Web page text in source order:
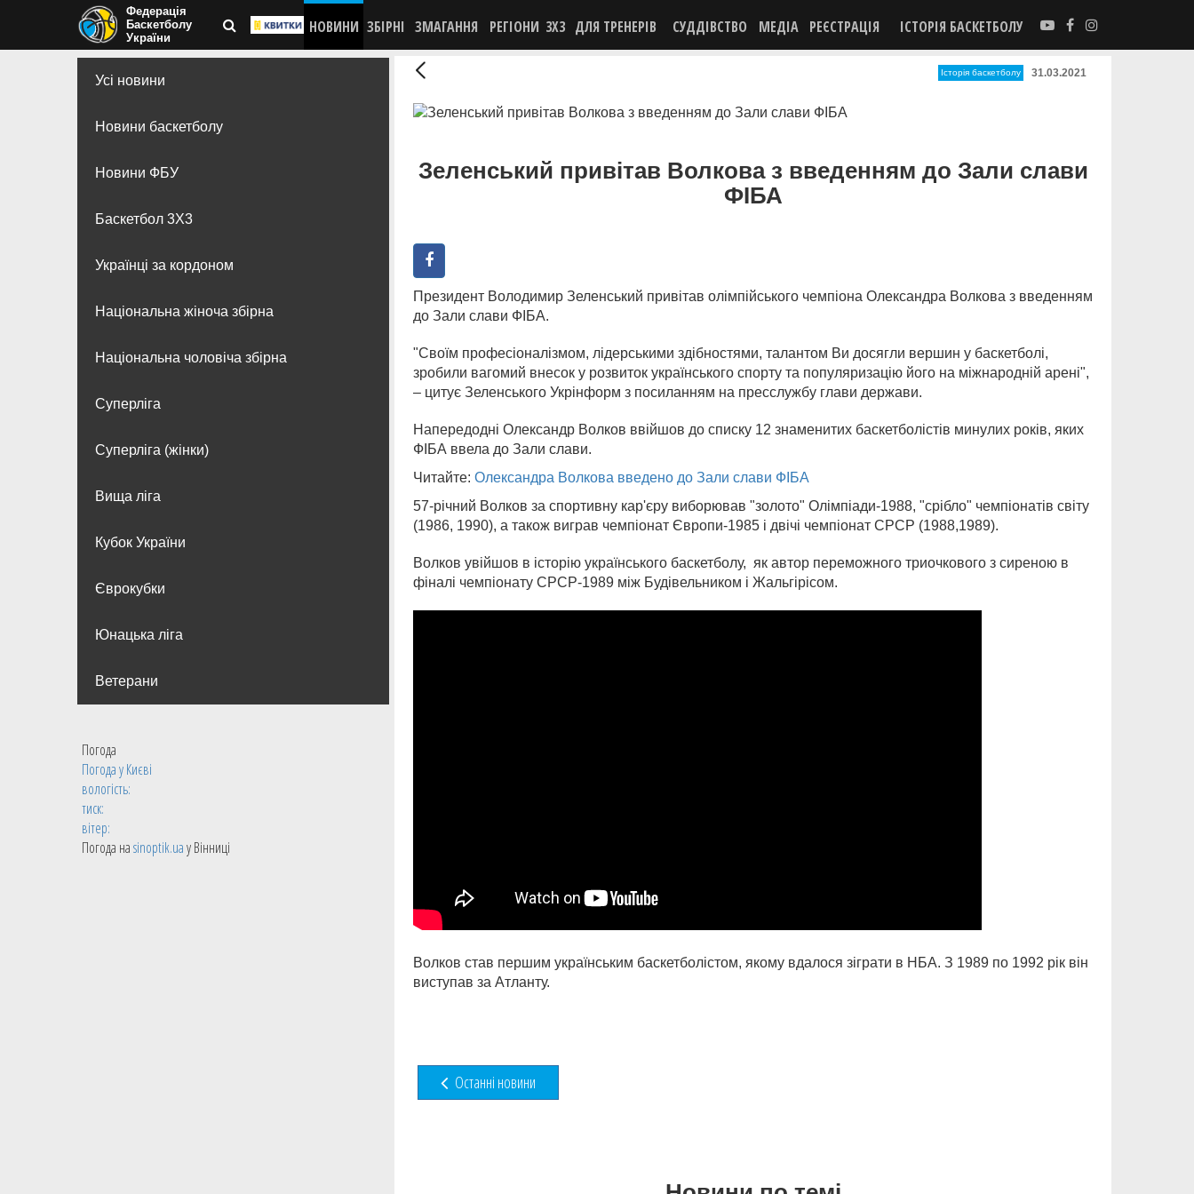
Федерація
Баскетболу
України
НОВИНИ ЗБІРНІ ЗМАГАННЯ РЕГІОНИ 3X3 ДЛЯ ТРЕНЕРІВ СУДДІВСТВО МЕДІА РЕЄСТРАЦІЯ ІСТОРІЯ БАСКЕТБОЛУ
Усі новини
Новини баскетболу
Новини ФБУ
Баскетбол 3Х3
Українці за кордоном
Національна жіноча збірна
Національна чоловіча збірна
Суперліга
Суперліга (жінки)
Вища лiга
Кубок України
Єврокубки
Юнацька ліга
Ветерани
Погода
Погода уКиєві
вологість:
тиск:
вітер:
Погода наsinoptik.uaу Вінниці
Історія баскетболу 31.03.2021
Зеленський привітав Волкова з введенням до Зали слави
ФІБА
Президент Володимир Зеленський привітав олімпійського чемпіона Олександра Волкова з введенням
до Зали слави ФІБА.
"Своїм професіоналізмом, лідерськими здібностями, талантом Ви досягли вершин у баскетболі,
зробили вагомий внесок у розвиток українського спорту та популяризацію його на міжнародній арені",
– цитує Зеленського Укрінформ з посиланням на пресслужбу глави держави.
Напередодні Олександр Волков ввійшов до списку 12 знаменитих баскетболістів минулих років, яких
ФІБА ввела до Зали слави.
Читайте: Олександра Волкова введено до Зали слави ФІБА
57-річний Волков за спортивну кар'єру виборював "золото" Олімпіади-1988, "срібло" чемпіонатів світу
(1986, 1990), а також виграв чемпіонат Європи-1985 і двічі чемпіонат СРСР (1988,1989).
Волков увійшов в історію українського баскетболу, як автор переможного триочкового з сиреною в
фіналі чемпіонату СРСР-1989 між Будівельником і Жальгірісом.
Волков став першим українським баскетболістом, якому вдалося зіграти в НБА. З 1989 по 1992 рік він
виступав за Атланту.
Останні новини